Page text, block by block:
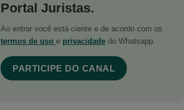
Portal Juristas.
Ao entrar você está ciente e de acordo com os
termos de uso e privacidade do Whatsapp.
PARTICIPE DO CANAL